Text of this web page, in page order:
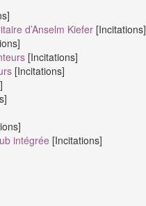
d’Anselm Kiefer [Incitations]
[Incitations]
[Incitations]
intégrée [Incitations]